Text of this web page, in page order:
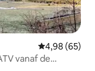
Gemiddelde
4,98 (65)
vanaf de